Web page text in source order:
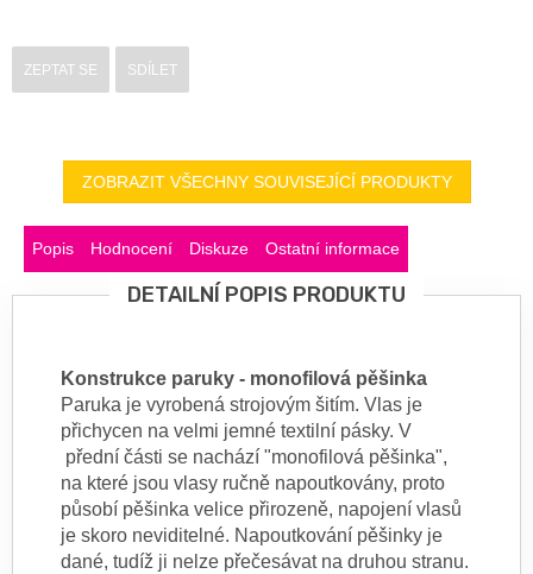
ZEPTAT SE SDÍLET
ZOBRAZIT VŠECHNY SOUVISEJÍCÍ PRODUKTY
Popis Hodnocení Diskuze Ostatní informace
DETAILNÍ POPIS PRODUKTU
Konstrukce paruky - monofilová pěšinka
Paruka je vyrobená strojovým šitím. Vlas je
přichycen na velmi jemné textilní pásky. V
přední části se nachází "monofilová pěšinka",
na které jsou vlasy ručně napoutkovány, proto
působí pěšinka velice přirozeně, napojení vlasů
je skoro neviditelné. Napoutkování pěšinky je
dané, tudíž ji nelze přečesávat na druhou stranu.